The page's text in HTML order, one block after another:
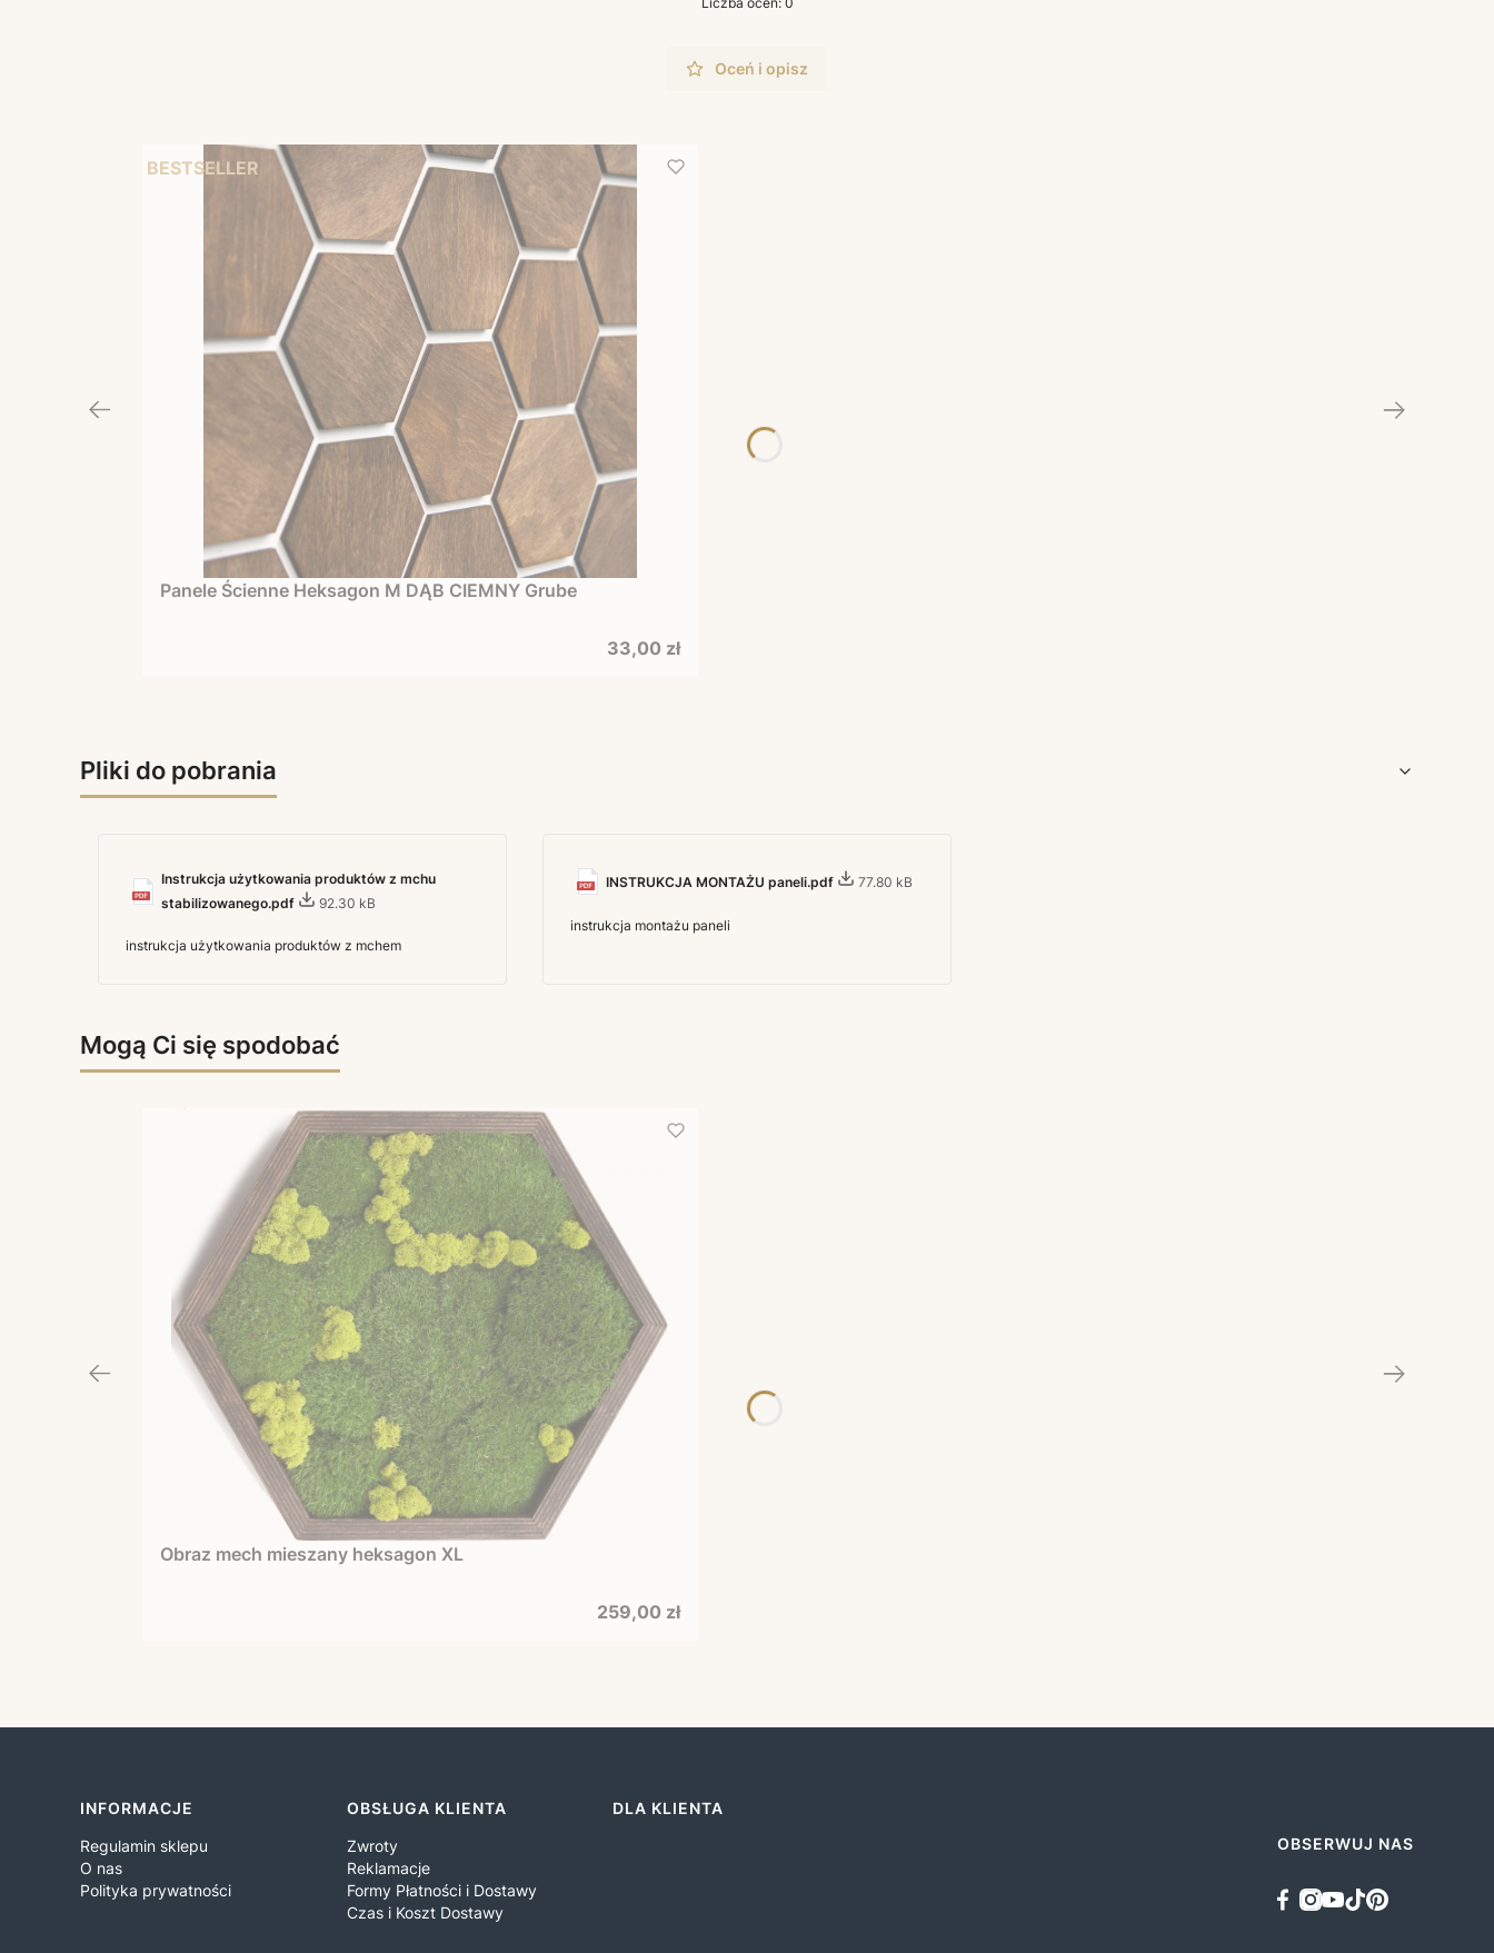
Oceń i opisz
BESTSELLER
Panele Ścienne Heksagon M DĄB CIEMNY Grube
Cena
33,00 zł
Pliki do pobrania
Instrukcja użytkowania produktów z mchu
stabilizowanego.pdf
92.30 kB
instrukcja użytkowania produktów z mchem
INSTRUKCJA MONTAŻU paneli.pdf 77.80 kB
instrukcja montażu paneli
Mogą Ci się spodobać
Obraz mech mieszany heksagon XL
Cena
259,00 zł
Linki w stopce
INFORMACJE
Regulamin sklepu
O nas
Polityka prywatności
OBSŁUGA KLIENTA
Zwroty
Reklamacje
Formy Płatności i Dostawy
Czas i Koszt Dostawy
DLA KLIENTA
OBSERWUJ NAS